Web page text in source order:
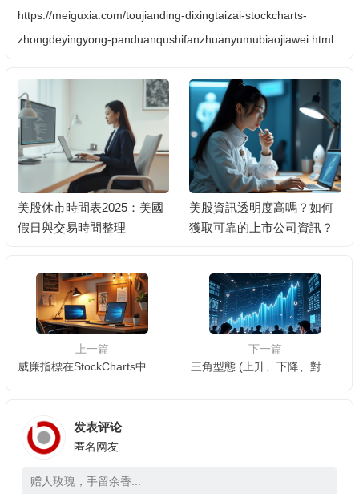
https://meiguxia.com/toujianding-dixingtaizai-stockcharts-
zhongdeyingyong-panduanqushifanzhuanyumubiaojiawei.html
美股資訊透明度高嗎？如何
獲取可靠的上市公司資訊？
退休人士如何穩健投資美股
以獲取固定收益？
上一篇
威廉指標在StockCharts中的應用:超買超賣判斷與短線交易📊
下一篇
三角型態 (上升、下降、對稱) 在 StockCharts 中的應用：突破方向預測與交易策略
发表评论
匿名网友